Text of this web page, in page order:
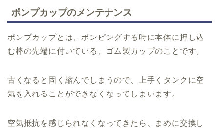
ポンプカップのメンテナンス
ポンプカップとは、ポンピングする時に本体に押し込
む棒の先端に付いている、ゴム製カップのことです。
古くなると固く縮んでしまうので、上手くタンクに空
気を入れることができなくなってしまいます。
空気抵抗を感じられなくなってきたら、まめに交換し